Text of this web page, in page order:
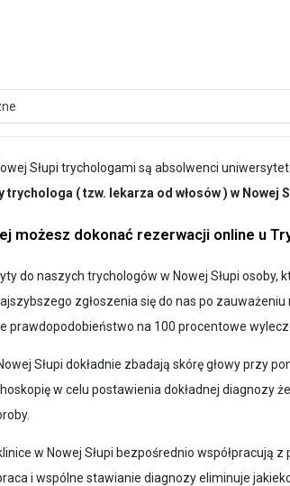
Słupi trychologami są absolwenci
trychologa ( tzw. lekarza od włosów ) w Nowej
możesz dokonać rezerwacji online u
do naszych trychologów w Nowej Słupi osoby,
zgłoszenia się do nas po
prawdopodobieństwo na 100 procentowe
Słupi dokładnie zbadają skórę głowy przy
w celu postawienia dokładnej diagnozy
w Nowej Słupi bezpośrednio współpracują
i wspólne stawianie diagnozy eliminuje